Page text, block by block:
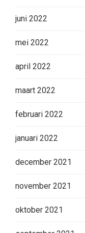
juni 2022
mei 2022
april 2022
maart 2022
februari 2022
januari 2022
december 2021
november 2021
oktober 2021